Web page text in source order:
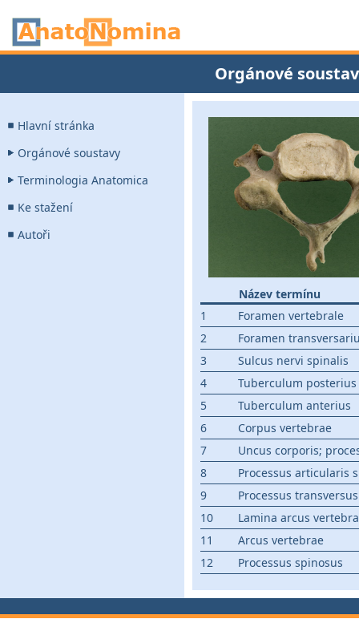
Orgánové
Hlavní stránka
Orgánové soustavy
Terminologia Anatomica
Ke stažení
Autoři
Název termínu
1
Foramen vertebrale
2
Foramen
3
Sulcus nervi spinalis
4
Tuberculum posterius
5
Tuberculum anterius
6
Corpus vertebrae
7
Uncus corporis;
8
Processus articularis
9
Processus transversus
10
Lamina arcus
11
Arcus vertebrae
12
Processus spinosus